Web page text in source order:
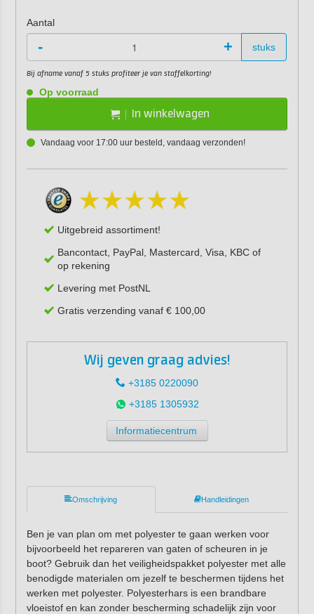
Aantal
- + stuks
Bij afname vanaf 5 stuks profiteer je van staffelkorting!
Op voorraad
In winkelwagen
Vandaag voor 17:00 uur besteld, vandaag verzonden!
Uitgebreid assortiment!
Bancontact, PayPal, Mastercard, Visa, KBC of
op rekening
Levering met PostNL
Gratis verzending vanaf € 100,00
Wij geven graag advies!
+3185 0220090
+3185 1305932
Informatiecentrum
Omschrijving Handleidingen
Ben je van plan om met polyester te gaan werken voor
bijvoorbeeld het repareren van gaten of scheuren in je
boot? Gebruik dan het veiligheidspakket polyester met alle
benodigde materialen om jezelf te beschermen tijdens het
werken met polyester. Polyesterhars is een brandbare
vloeistof en kan zonder bescherming schadelijk zijn voor